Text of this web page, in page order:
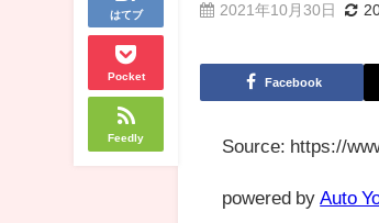
はてブ
Pocket
Feedly
2021年10月30日
Facebook
Source: https://
powered by Auto